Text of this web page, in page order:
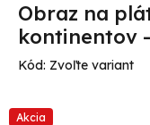
Obraz na
kontinentov
Kód: Zvoľte variant
Akcia